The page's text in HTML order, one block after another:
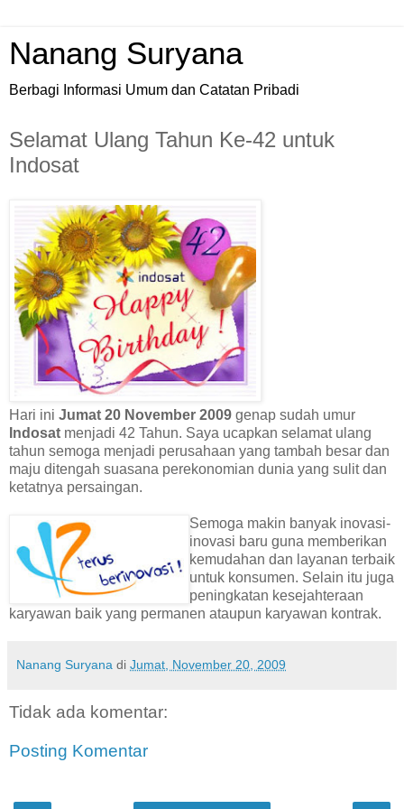
Nanang Suryana
Berbagi Informasi Umum dan Catatan Pribadi
Selamat Ulang Tahun Ke-42 untuk
Indosat
Hari ini Jumat 20 November 2009 genap sudah umur
Indosat menjadi 42 Tahun. Saya ucapkan selamat ulang
tahun semoga menjadi perusahaan yang tambah besar dan
maju ditengah suasana perekonomian dunia yang sulit dan
ketatnya persaingan.
Semoga makin banyak inovasi-
inovasi baru guna memberikan
kemudahan dan layanan terbaik
untuk konsumen. Selain itu juga
peningkatan kesejahteraan
karyawan baik yang permanen ataupun karyawan kontrak.
Nanang Suryana di Jumat, November 20, 2009
Tidak ada komentar:
Posting Komentar